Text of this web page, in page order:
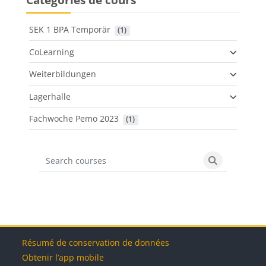
SEK 1 BPA Temporär (1)
CoLearning
Weiterbildungen
Lagerhalle
Fachwoche Pemo 2023
(1)
Search courses
Search
Blocs
Blocs
Blocs
Blocs
Résumé de conservation de données
Obtenir l’app mobile